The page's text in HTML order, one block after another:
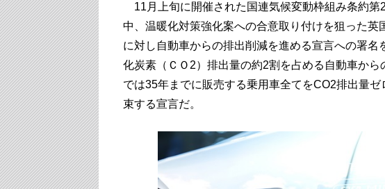
11月上旬に開催された国連気候変動枠組み条約第
中、温暖化対策強化案への合意取り付けを狙った英
に対し自動車からの排出削減を進める宣言への署
化炭素（ＣＯ2）排出量の約2割を占める自動車か
では35年までに販売する乗用車全てをCO2排出量
束する宣言だ。